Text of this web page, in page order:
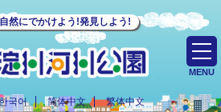
然にでかけよう!発見しよう!
국어 简体中文 繁体中文
MENU